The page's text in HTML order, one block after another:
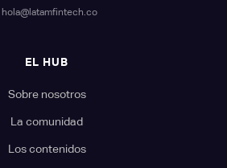
hola@latamfintech.co
EL HUB
Sobre nosotros
La comunidad
Los contenidos